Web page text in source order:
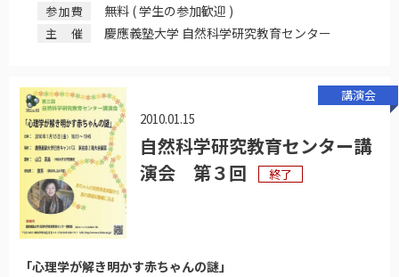
参加費 無料 ( 学生の参加歓迎 )
主催 慶應義塾大学 自然科学研究教育センター
講演会
2010.01.15
自然科学研究教育センター講
演会 第３回
終了
「心理学が解き明かす赤ちゃんの謎」